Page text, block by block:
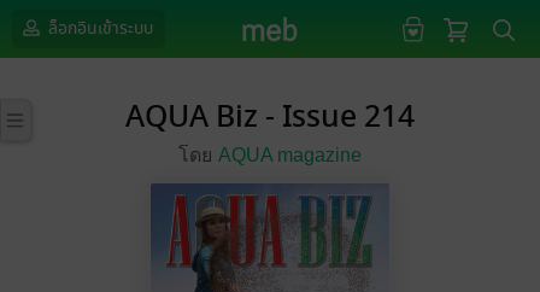
ล็อกอินเข้าระบบ
AQUA Biz - Issue 214
โดย AQUA magazine